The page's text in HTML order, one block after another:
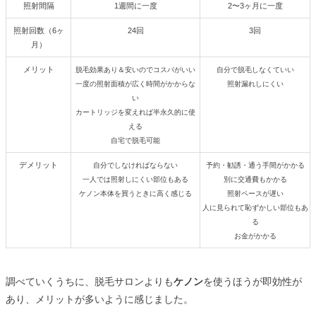
照射間隔 1週間に一度 2〜3ヶ月に一度
照射回数（6ヶ
月）
24回 3回
メリット
脱毛効果あり＆安いのでコスパがいい
一度の照射面積が広く時間がかからな
い
カートリッジを変えれば半永久的に使
える
自宅で脱毛可能
自分で脱毛しなくていい
照射漏れしにくい
デメリット
自分でしなければならない
一人では照射しにくい部位もある
ケノン本体を買うときに高く感じる
予約・勧誘・通う手間がかかる
別に交通費もかかる
照射ペースが遅い
人に見られて恥ずかしい部位もあ
る
お金がかかる
調べていくうちに、脱毛サロンよりもケノンを使うほうが即効性が
あり、メリットが多いように感じました。